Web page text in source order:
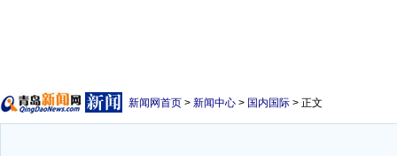
新闻网首页 > 新闻中心 > 国内国际 > 正文